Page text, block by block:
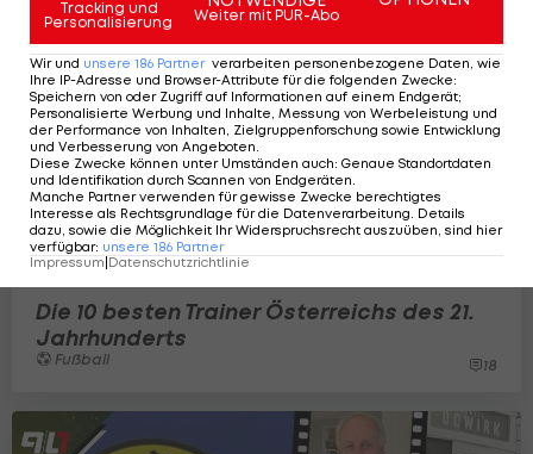
Die 10 besten Trainer Österreichs des 21.
Jahrhunderts
Fußball 18
Tracking und
Personalisierung
Weiter mit PUR-Abo
Wir und unsere 186 Partner verarbeiten personenbezogene Daten, wie
Ihre IP-Adresse und Browser-Attribute für die folgenden Zwecke:
Speichern von oder Zugriff auf Informationen auf einem Endgerät;
Personalisierte Werbung und Inhalte, Messung von Werbeleistung und
der Performance von Inhalten, Zielgruppenforschung sowie Entwicklung
und Verbesserung von Angeboten.
Diese Zwecke können unter Umständen auch: Genaue Standortdaten
und Identifikation durch Scannen von Endgeräten.
Manche Partner verwenden für gewisse Zwecke berechtigtes
Interesse als Rechtsgrundlage für die Datenverarbeitung. Details
dazu, sowie die Möglichkeit Ihr Widerspruchsrecht auszuüben, sind hier
verfügbar: unsere 186 Partner
Impressum Datenschutzrichtlinie